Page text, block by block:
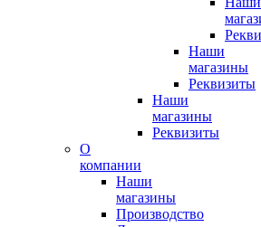
Наши
магазины
Реквизиты
Наши
магазины
Реквизиты
О
компании
Наши
магазины
Производство